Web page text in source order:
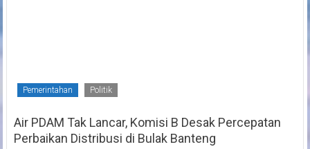
Pemerintahan Politik
Air PDAM Tak Lancar, Komisi B Desak Percepatan
Perbaikan Distribusi di Bulak Banteng